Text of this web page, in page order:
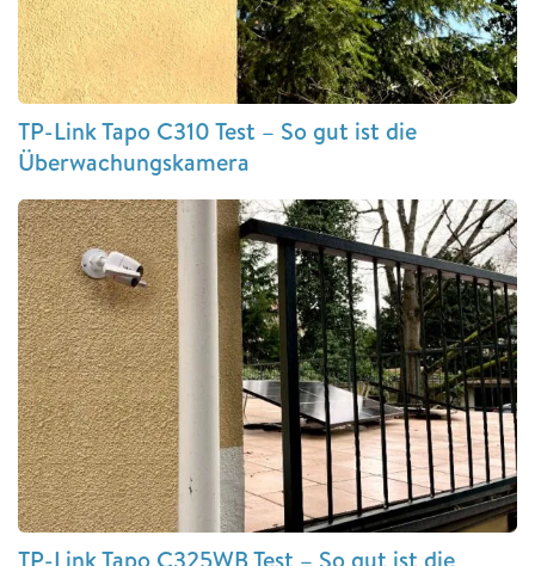
TP-Link Tapo C310 Test – So gut ist die
Überwachungskamera
TP-Link Tapo C325WB Test – So gut ist die